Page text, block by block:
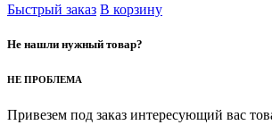
Быстрый заказ В корзину
Не нашли нужный товар?
НЕ ПРОБЛЕМА
Привезем под заказ интересующий вас